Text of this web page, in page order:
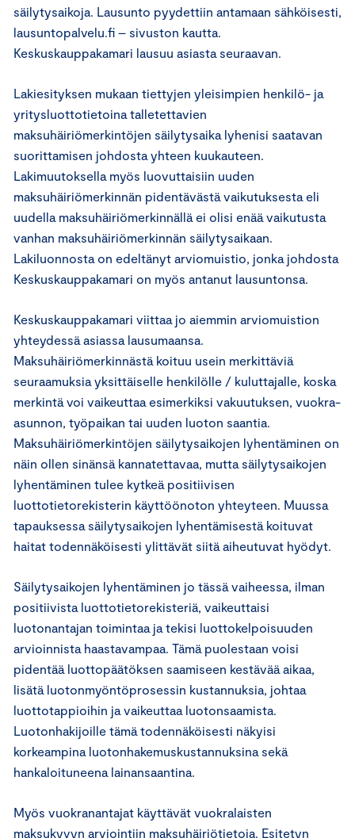
säilytysaikoja. Lausunto pyydettiin antamaan sähköisesti,
lausuntopalvelu.fi – sivuston kautta.
Keskuskauppakamari lausuu asiasta seuraavan.
Lakiesityksen mukaan tiettyjen yleisimpien henkilö- ja
yritysluottotietoina talletettavien
maksuhäiriömerkintöjen säilytysaika lyhenisi saatavan
suorittamisen johdosta yhteen kuukauteen.
Lakimuutoksella myös luovuttaisiin uuden
maksuhäiriömerkinnän pidentävästä vaikutuksesta eli
uudella maksuhäiriömerkinnällä ei olisi enää vaikutusta
vanhan maksuhäiriömerkinnän säilytysaikaan.
Lakiluonnosta on edeltänyt arviomuistio, jonka johdosta
Keskuskauppakamari on myös antanut lausuntonsa.
Keskuskauppakamari viittaa jo aiemmin arviomuistion
yhteydessä asiassa lausumaansa.
Maksuhäiriömerkinnästä koituu usein merkittäviä
seuraamuksia yksittäiselle henkilölle / kuluttajalle, koska
merkintä voi vaikeuttaa esimerkiksi vakuutuksen, vuokra-
asunnon, työpaikan tai uuden luoton saantia.
Maksuhäiriömerkintöjen säilytysaikojen lyhentäminen on
näin ollen sinänsä kannatettavaa, mutta säilytysaikojen
lyhentäminen tulee kytkeä positiivisen
luottotietorekisterin käyttöönoton yhteyteen. Muussa
tapauksessa säilytysaikojen lyhentämisestä koituvat
haitat todennäköisesti ylittävät siitä aiheutuvat hyödyt.
Säilytysaikojen lyhentäminen jo tässä vaiheessa, ilman
positiivista luottotietorekisteriä, vaikeuttaisi
luotonantajan toimintaa ja tekisi luottokelpoisuuden
arvioinnista haastavampaa. Tämä puolestaan voisi
pidentää luottopäätöksen saamiseen kestävää aikaa,
lisätä luotonmyöntöprosessin kustannuksia, johtaa
luottotappioihin ja vaikeuttaa luotonsaamista.
Luotonhakijoille tämä todennäköisesti näkyisi
korkeampina luotonhakemuskustannuksina sekä
hankaloituneena lainansaantina.
Myös vuokranantajat käyttävät vuokralaisten
maksukyvyn arviointiin maksuhäiriötietoja. Esitetyn